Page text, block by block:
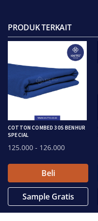
PRODUK TERKAIT
COTTON COMBED 30S BENHUR
SPECIAL
125.000 - 126.000
Beli
Sample Gratis